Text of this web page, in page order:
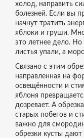
холод, направить
болезней.Если вы
начнут тратить
яблоки и груши.
это летнее дело. Но
листья упали, а
Связано с этим
направленная на
освещённости и
яблоня
дозревает. А
старых побегов и
важно для
обрезки кусты